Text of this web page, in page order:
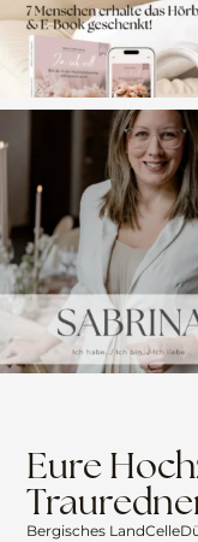
Eure
Bergisches LandCelle